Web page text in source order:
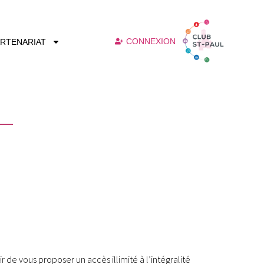
CONNEXION
de vous proposer un accès illimité à l’intégralité